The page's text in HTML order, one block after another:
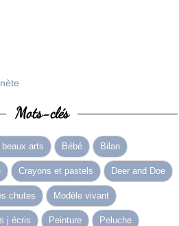
Mots-clés
arts Bébé Bilan
Crayons et pastels Deer and Doe
chutes Modèle vivant
j écris Peinture Peluche